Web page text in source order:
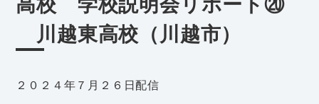
川越東高校（川越市）
２０２４年７月２６日配信